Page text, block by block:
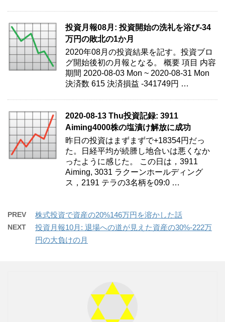
投資月報08月: 投資開始の洗礼を浴び-34
万円の敗北の1か月
2020年08月の投資結果を記す。投資ブロ
グ開始後初の月報となる。 概要 項目 内容
期間 2020-08-03 Mon ~ 2020-08-31 Mon
決済数 615 決済損益 -341749円 …
2020-08-13 Thu投資記録: 3911
Aiming4000株の塩漬け解放に成功
昨日の投資はまずまずで+18354円だっ
た。日経平均が続謄し地合いは悪くなか
ったように感じた。 この日は，3911
Aiming, 3031 ラクーンホールディング
ス，2191 テラの3名柄を09:0 …
PREV 株式投資で資産の20%146万円を溶かした話
NEXT
投資月報10月: 退場への道が見えた資産の30%-222万
円の大負けの月